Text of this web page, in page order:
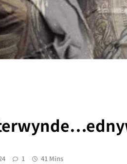
1 41 Mins